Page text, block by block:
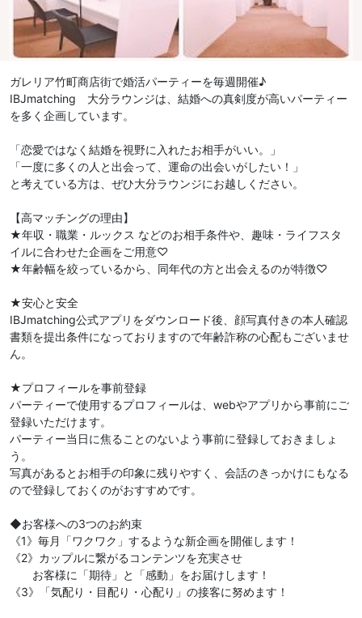
ガレリア竹町商店街で婚活パーティーを毎週開催♪
IBJmatching 大分ラウンジは、結婚への真剣度が高いパーティー
を多く企画しています。
「恋愛ではなく結婚を視野に入れたお相手がいい。」
「一度に多くの人と出会って、運命の出会いがしたい！」
と考えている方は、ぜひ大分ラウンジにお越しください。
【高マッチングの理由】
★年収・職業・ルックス などのお相手条件や、趣味・ライフスタ
イルに合わせた企画をご用意♡
★年齢幅を絞っているから、同年代の方と出会えるのが特徴♡
★安心と安全
IBJmatching公式アプリをダウンロード後、顔写真付きの本人確認
書類を提出条件になっておりますので年齢詐称の心配もございませ
ん。
★プロフィールを事前登録
パーティーで使用するプロフィールは、webやアプリから事前にご
登録いただけます。
パーティー当日に焦ることのないよう事前に登録しておきましょ
う。
写真があるとお相手の印象に残りやすく、会話のきっかけにもなる
ので登録しておくのがおすすめです。
◆お客様への3つのお約束
《1》毎月「ワクワク」するような新企画を開催します！
《2》カップルに繋がるコンテンツを充実させ
お客様に「期待」と「感動」をお届けします！
《3》「気配り・目配り・心配り」の接客に努めます！